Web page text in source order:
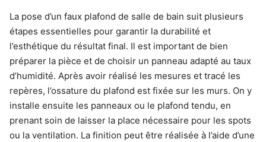
La pose d’un faux plafond de salle de bain suit plusieurs
étapes essentielles pour garantir la durabilité et
l’esthétique du résultat final. Il est important de bien
préparer la pièce et de choisir un panneau adapté au taux
d’humidité. Après avoir réalisé les mesures et tracé les
repères, l’ossature du plafond est fixée sur les murs. On y
installe ensuite les panneaux ou le plafond tendu, en
prenant soin de laisser la place nécessaire pour les spots
ou la ventilation. La finition peut être réalisée à l’aide d’une